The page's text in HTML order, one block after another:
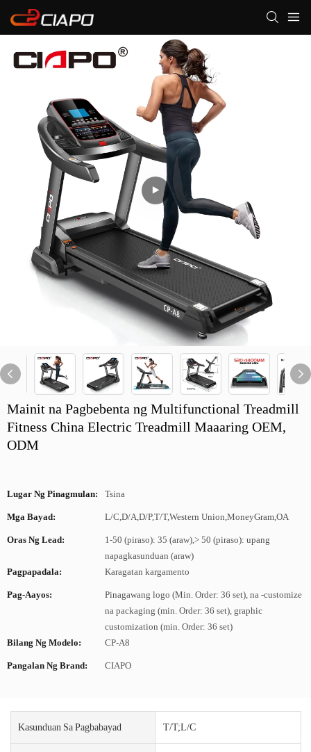
Mainit na Pagbebenta ng Multifunctional Treadmill
Fitness China Electric Treadmill Maaaring OEM,
ODM
Lugar Ng Pinagmulan: Tsina
Mga Bayad: L/C,D/A,D/P,T/T,Western Union,MoneyGram,OA
Oras Ng Lead:
1-50 (piraso): 35 (araw),> 50 (piraso): upang
napagkasunduan (araw)
Pagpapadala:
Karagatan kargamento
Pag-Aayos:
Pinagawang logo (Min. Order: 36 set), na -customize
na packaging (min. Order: 36 set), graphic
customization (min. Order: 36 set)
Bilang Ng Modelo:
CP-A8
Pangalan Ng Brand: CIAPO
Kasunduan Sa Pagbabayad T/T;L/C